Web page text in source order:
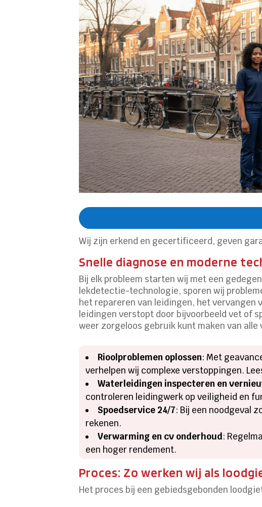
Wij zijn erkend en gecertificeerd, geven
Snelle diagnose en moderne
Bij elk probleem starten wij met een
lekdetectie-technologie, sporen wij
het repareren van leidingen, het vervangen
leidingen verstopt door bijvoorbeeld vet of
weer zorgeloos gebruik kunt maken van
Rioolproblemen oplossen: Met
verhelpen wij complexe verstoppingen.
Waterleidingen inspecteren en
controleren leidingwerk op veiligheid en
Spoedservice 24/7: Bij een noodgeval
rekenen.
Verwarming en cv onderhoud:
een hoger rendement.
Proces: Zo werken wij als
Het proces bij een gebiedsgebonden